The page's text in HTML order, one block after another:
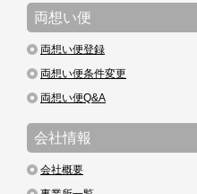
両想い便
両想い便登録
両想い便条件変更
両想い便Q&A
会社情報
会社概要